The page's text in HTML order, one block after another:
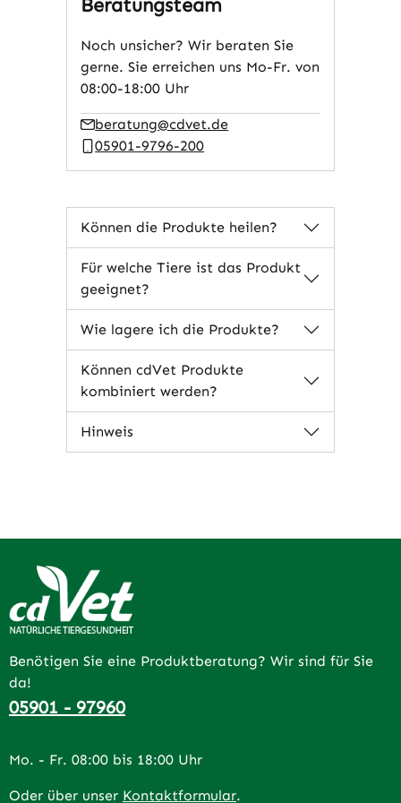
Beratungsteam
Noch unsicher? Wir beraten Sie
gerne. Sie erreichen uns Mo-Fr. von
08:00-18:00 Uhr
beratung@cdvet.de
05901-9796-200
Können die Produkte heilen?
Für welche Tiere ist das Produkt
geeignet?
Wie lagere ich die Produkte?
Können cdVet Produkte
kombiniert werden?
Hinweis
Benötigen Sie eine Produktberatung? Wir sind für Sie
da!
05901 - 97960
Mo. - Fr. 08:00 bis 18:00 Uhr
Oder über unser Kontaktformular.